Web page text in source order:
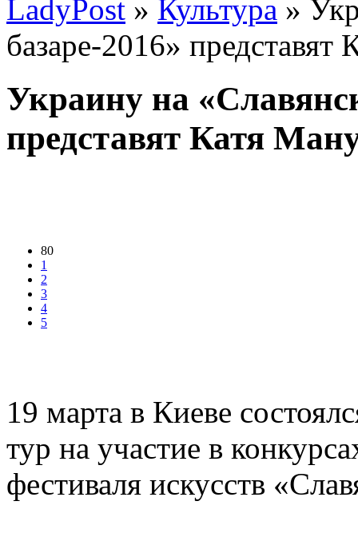
LadyPost » Культура »
базаре-2016»
Украину на
представят Катя
80
1
2
3
4
5
19 марта в Киеве
тур на участие в
фестиваля искусств